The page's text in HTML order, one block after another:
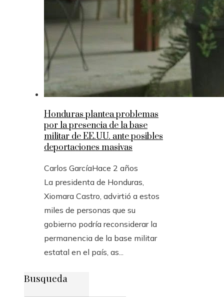
Honduras plantea problemas
por la presencia de la base
militar de EE.UU. ante posibles
deportaciones masivas
Carlos GarcíaHace 2 años
La presidenta de Honduras,
Xiomara Castro, advirtió a estos
miles de personas que su
gobierno podría reconsiderar la
permanencia de la base militar
estatal en el país, as...
Busqueda